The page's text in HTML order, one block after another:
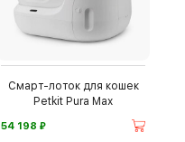
Смарт-лоток для кошек
Petkit Pura Max
54 198 ⃏